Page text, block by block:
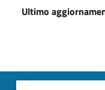
Ultimo